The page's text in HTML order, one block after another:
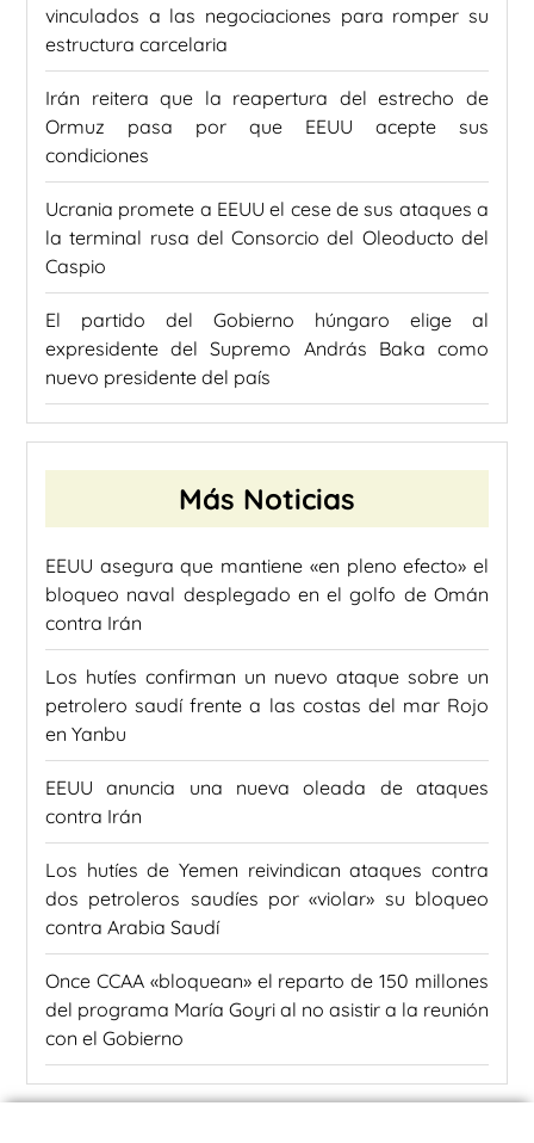
vinculados a las negociaciones para romper su
estructura carcelaria
Irán reitera que la reapertura del estrecho de
Ormuz pasa por que EEUU acepte sus
condiciones
Ucrania promete a EEUU el cese de sus ataques a
la terminal rusa del Consorcio del Oleoducto del
Caspio
El partido del Gobierno húngaro elige al
expresidente del Supremo András Baka como
nuevo presidente del país
Más Noticias
EEUU asegura que mantiene «en pleno efecto» el
bloqueo naval desplegado en el golfo de Omán
contra Irán
Los hutíes confirman un nuevo ataque sobre un
petrolero saudí frente a las costas del mar Rojo
en Yanbu
EEUU anuncia una nueva oleada de ataques
contra Irán
Los hutíes de Yemen reivindican ataques contra
dos petroleros saudíes por «violar» su bloqueo
contra Arabia Saudí
Once CCAA «bloquean» el reparto de 150 millones
del programa María Goyri al no asistir a la reunión
con el Gobierno